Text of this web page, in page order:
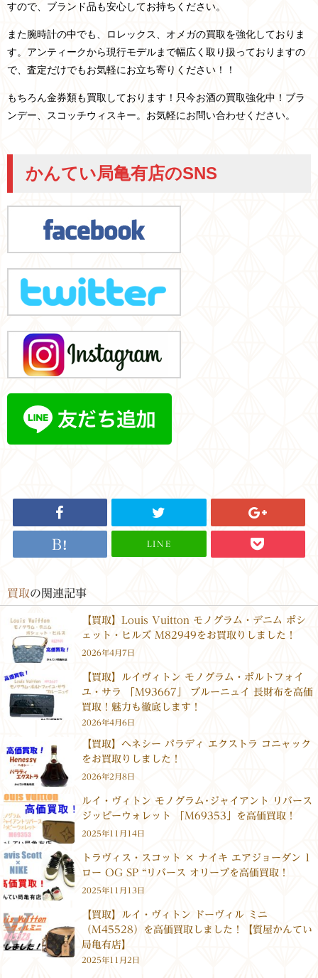
すので、ブランド品も安心してお持ちください。
また腕時計の中でも、ロレックス、オメガの買取を強化しておりま
す。アンティークから現行モデルまで幅広く取り扱っておりますの
で、査定だけでもお気軽にお立ち寄りください！！
もちろん金券類も買取しております！只今お酒の買取強化中！ブラ
ンデー、スコッチウィスキー。お気軽にお問い合わせください。
かんてい局亀有店のSNS
LINE
買取の関連記事
【買取】Louis Vuitton モノグラム・デニム ポシ
ェット・ヒルズ M82949をお買取りしました！
2026年4月7日
【買取】ルイヴィトン モノグラム・ポルトフォイ
ユ・サラ 「M93667」 ブルーニュイ 長財布を高価
買取！魅力も徹底します！
2026年4月6日
【買取】ヘネシー パラディ エクストラ コニャック
をお買取りしました！
2026年2月8日
ルイ・ヴィトン モノグラム･ジャイアント リバース
ジッピーウォレット 「M69353」を高価買取！
2025年11月14日
トラヴィス・スコット × ナイキ エアジョーダン 1
ロー OG SP “リバース オリーブを高価買取！
2025年11月13日
【買取】ルイ・ヴィトン ドーヴィル ミニ
（M45528）を高価買取しました！【質屋かんてい
局亀有店】
2025年11月2日